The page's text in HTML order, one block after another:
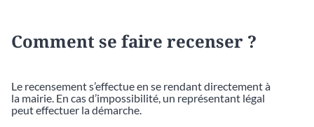
Comment se faire recenser ?
Le recensement s’effectue en se rendant directement à
la mairie. En cas d’impossibilité, un représentant légal
peut effectuer la démarche.